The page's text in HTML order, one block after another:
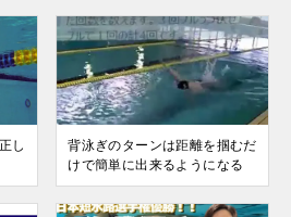
し
背泳ぎのターンは距離を掴むだ
けで簡単に出来るようになる